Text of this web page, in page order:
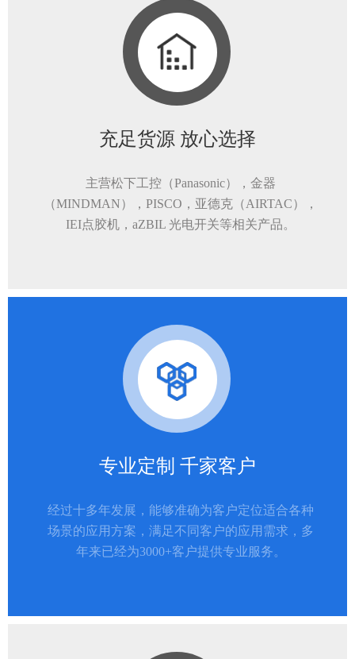
充足货源 放心选择
主营松下工控（Panasonic），金器
（MINDMAN），PISCO，亚德克（AIRTAC），
IEI点胶机，aZBIL 光电开关等相关产品。
专业定制 千家客户
经过十多年发展，能够准确为客户定位适合各种
场景的应用方案，满足不同客户的应用需求，多
年来已经为3000+客户提供专业服务。